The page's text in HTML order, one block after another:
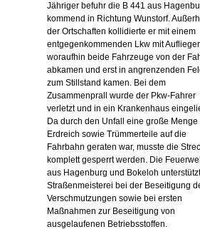
Jähriger befuhr die B 441 aus
kommend in Richtung Wunstorf.
der Ortschaften kollidierte er mit einem
entgegenkommenden Lkw mit
woraufhin beide Fahrzeuge von der
abkamen und erst in angrenzenden
zum Stillstand kamen. Bei dem
Zusammenprall wurde der Pkw-Fahrer
verletzt und in ein Krankenhaus
Da durch den Unfall eine große Menge
Erdreich sowie Trümmerteile auf die
Fahrbahn geraten war, musste die
komplett gesperrt werden. Die
aus Hagenburg und Bokeloh
Straßenmeisterei bei der Beseitigung
Verschmutzungen sowie bei ersten
Maßnahmen zur Beseitigung von
ausgelaufenen Betriebsstoffen.